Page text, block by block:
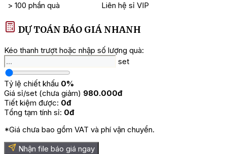
> 100 phần quà
Liên hệ sỉ VIP
DỰ TOÁN BÁO GIÁ NHANH
Kéo thanh trượt hoặc nhập số lượng quà:
set
Tỷ lệ chiết khấu 0%
Giá sỉ/set (chưa giảm) 980.000đ
Tiết kiệm được: 0đ
Tổng tạm tính sỉ: 0đ
*Giá chưa bao gồm VAT và phí vận chuyển.
Nhận file báo giá ngay